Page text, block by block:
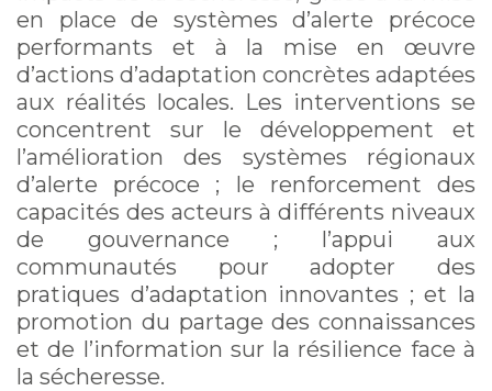
en place de systèmes d’alerte précoce
performants et à la mise en œuvre
d’actions d’adaptation concrètes adaptées
aux réalités locales. Les interventions se
concentrent sur le développement et
l’amélioration des systèmes régionaux
d’alerte précoce ; le renforcement des
capacités des acteurs à différents niveaux
de gouvernance ; l’appui aux
communautés pour adopter des
pratiques d’adaptation innovantes ; et la
promotion du partage des connaissances
et de l’information sur la résilience face à
la sécheresse.